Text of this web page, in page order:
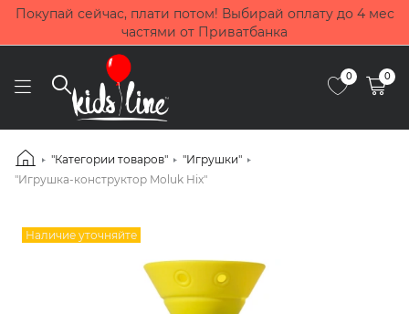
Покупай сейчас, плати потом! Выбирай оплату до 4 мес
частями от Приватбанка
0 0
"Категории товаров"
"Игрушки"
"Игрушка-конструктор Moluk Hix"
Наличие уточняйте